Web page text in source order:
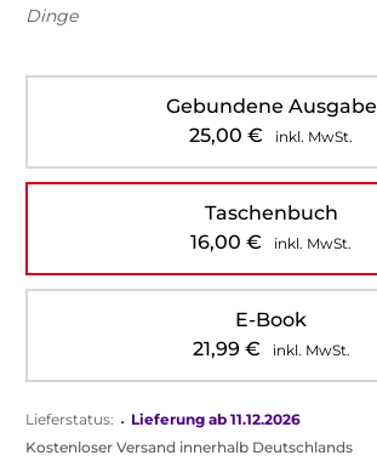
Dinge
Gebundene Ausgabe
25,00€ inkl. MwSt.
Taschenbuch
16,00€ inkl. MwSt.
E-Book
21,99 € inkl. MwSt.
Lieferstatus: • Lieferung ab 11.12.2026
Kostenloser Versand innerhalb Deutschlands